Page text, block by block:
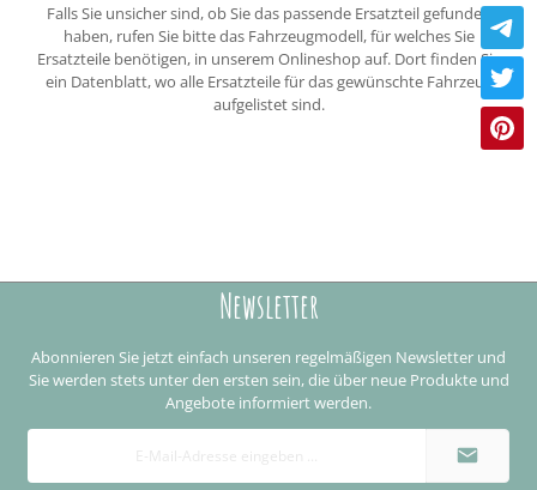
Falls Sie unsicher sind, ob Sie das passende Ersatzteil gefunden
haben, rufen Sie bitte das Fahrzeugmodell, für welches Sie
Ersatzteile benötigen, in unserem Onlineshop auf. Dort finden Sie
ein Datenblatt, wo alle Ersatzteile für das gewünschte Fahrzeug
aufgelistet sind.
Newsletter
Abonnieren Sie jetzt einfach unseren regelmäßigen Newsletter und
Sie werden stets unter den ersten sein, die über neue Produkte und
Angebote informiert werden.
E-
Adresse